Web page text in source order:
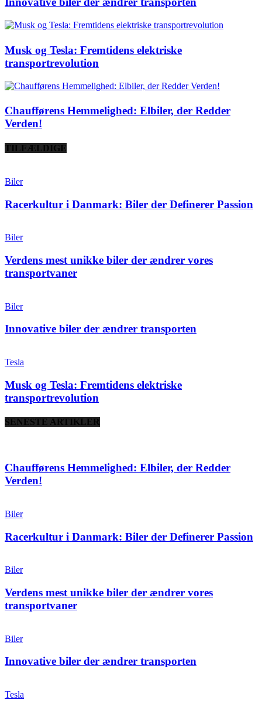
Musk og Tesla: Fremtidens elektriske
transportrevolution
Chaufførens Hemmelighed: Elbiler, der Redder
Verden!
TILFÆLDIGE
Biler
Racerkultur i Danmark: Biler der Definerer Passion
Biler
Verdens mest unikke biler der ændrer vores
transportvaner
Biler
Innovative biler der ændrer transporten
Tesla
Musk og Tesla: Fremtidens elektriske
transportrevolution
SENESTE ARTIKLER
Chaufførens Hemmelighed: Elbiler, der Redder
Verden!
Biler
Racerkultur i Danmark: Biler der Definerer Passion
Biler
Verdens mest unikke biler der ændrer vores
transportvaner
Biler
Innovative biler der ændrer transporten
Tesla